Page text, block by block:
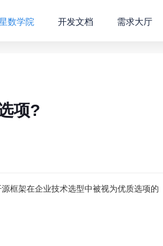
数学院 开发文档 需求大厅
项?
框架在企业技术选型中被视为优质选项的